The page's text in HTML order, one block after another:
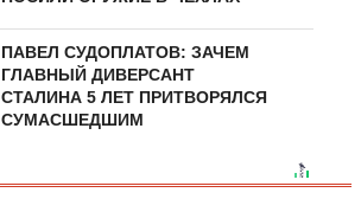
ПАВЕЛ СУДОПЛАТОВ: ЗАЧЕМ
ГЛАВНЫЙ ДИВЕРСАНТ
СТАЛИНА 5 ЛЕТ ПРИТВОРЯЛСЯ
СУМАСШЕДШИМ